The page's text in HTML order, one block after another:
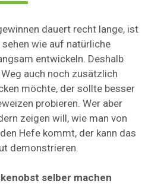
dauert recht lange, ist
wie auf natürliche
entwickeln. Deshalb
auch noch zusätzlich
möchte, der sollte besser
probieren. Wer aber
zeigen will, wie man von
Hefe kommt, der kann das
demonstrieren.
selber machen